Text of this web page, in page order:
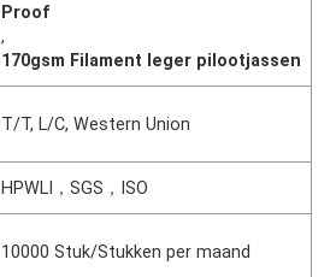
Proof
,
170gsm Filament leger pilootjassen
T/T, L/C, Western Union
HPWLI，SGS，ISO
10000 Stuk/Stukken per maand